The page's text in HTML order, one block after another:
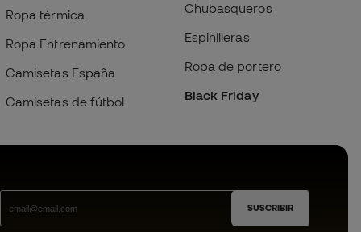
Ropa térmica
Ropa Entrenamiento
Camisetas España
Camisetas de fútbol
Chubasqueros
Espinilleras
Ropa de portero
Black Friday
SUSCRIBIR